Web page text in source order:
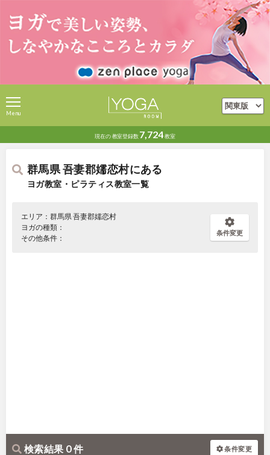
現在の教室登録数 7,724教室
Menu
群馬県 吾妻郡嬬恋村にある
ヨガ教室・ピラティス教室一覧
エリア：群馬県 吾妻郡嬬恋村
ヨガの種類：
その他条件：
条件変更
検索結果 0 件 条件変更